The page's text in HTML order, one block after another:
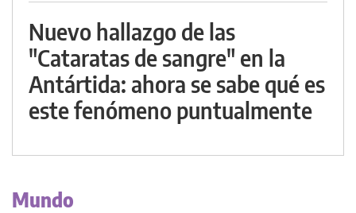
Nuevo hallazgo de las
"Cataratas de sangre" en la
Antártida: ahora se sabe qué es
este fenómeno puntualmente
Mundo